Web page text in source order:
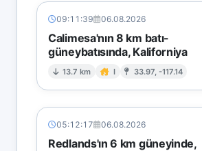
09:11:39 06.08.2026
Calimesa'nın 8 km batı-
güneybatısında, Kaliforniya
13.7 km I 33.97, -117.14
05:12:17 06.08.2026
Redlands'ın 6 km güneyinde,